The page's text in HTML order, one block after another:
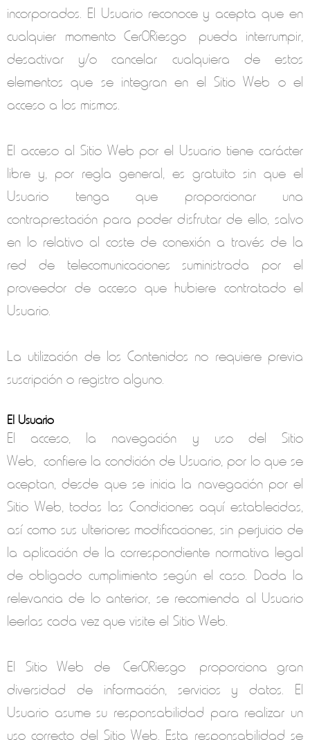
incorporados. El Usuario reconoce y acepta que en
cualquier momento Cer0Riesgo pueda interrumpir,
desactivar y/o cancelar cualquiera de estos
elementos que se integran en el Sitio Web o el
acceso a los mismos.
El acceso al Sitio Web por el Usuario tiene carácter
libre y, por regla general, es gratuito sin que el
Usuario tenga que proporcionar una
contraprestación para poder disfrutar de ello, salvo
en lo relativo al coste de conexión a través de la
red de telecomunicaciones suministrada por el
proveedor de acceso que hubiere contratado el
Usuario.
La utilización de los Contenidos no requiere previa
suscripción o registro alguno.
El Usuario
El acceso, la navegación y uso del Sitio
Web, confiere la condición de Usuario, por lo que se
aceptan, desde que se inicia la navegación por el
Sitio Web, todas las Condiciones aquí establecidas,
así como sus ulteriores modificaciones, sin perjuicio de
la aplicación de la correspondiente normativa legal
de obligado cumplimiento según el caso. Dada la
relevancia de lo anterior, se recomienda al Usuario
leerlas cada vez que visite el Sitio Web.
El Sitio Web de Cer0Riesgo proporciona gran
diversidad de información, servicios y datos. El
Usuario asume su responsabilidad para realizar un
uso correcto del Sitio Web. Esta responsabilidad se